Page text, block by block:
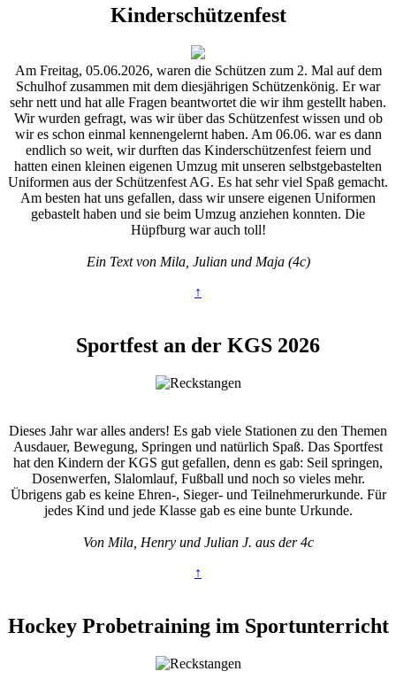
Kinderschützenfest
Am Freitag, 05.06.2026, waren die Schützen zum 2. Mal auf dem
Schulhof zusammen mit dem diesjährigen Schützenkönig. Er war
sehr nett und hat alle Fragen beantwortet die wir ihm gestellt haben.
Wir wurden gefragt, was wir über das Schützenfest wissen und ob
wir es schon einmal kennengelernt haben. Am 06.06. war es dann
endlich so weit, wir durften das Kinderschützenfest feiern und
hatten einen kleinen eigenen Umzug mit unseren selbstgebastelten
Uniformen aus der Schützenfest AG. Es hat sehr viel Spaß gemacht.
Am besten hat uns gefallen, dass wir unsere eigenen Uniformen
gebastelt haben und sie beim Umzug anziehen konnten. Die
Hüpfburg war auch toll!
Ein Text von Mila, Julian und Maja (4c)
↑
Sportfest an der KGS 2026
Dieses Jahr war alles anders! Es gab viele Stationen zu den Themen
Ausdauer, Bewegung, Springen und natürlich Spaß. Das Sportfest
hat den Kindern der KGS gut gefallen, denn es gab: Seil springen,
Dosenwerfen, Slalomlauf, Fußball und noch so vieles mehr.
Übrigens gab es keine Ehren-, Sieger- und Teilnehmerurkunde. Für
jedes Kind und jede Klasse gab es eine bunte Urkunde.
Von Mila, Henry und Julian J. aus der 4c
↑
Hockey Probetraining im Sportunterricht